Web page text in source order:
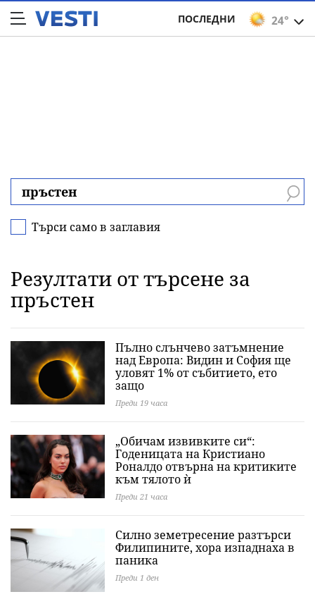
24°
ПОСЛЕДНИ
Търси само в заглавия
Резултати от търсене за
пръстен
Пълно слънчево затъмнение
над Европа: Видин и София ще
уловят 1% от събитието, ето
защо
Преди 19 часа
„Обичам извивките си“:
Годеницата на Кристиано
Роналдо отвърна на критиките
към тялото ѝ
Преди 21 часа
Силно земетресение разтърси
Филипините, хора изпаднаха в
паника
Преди 1 ден